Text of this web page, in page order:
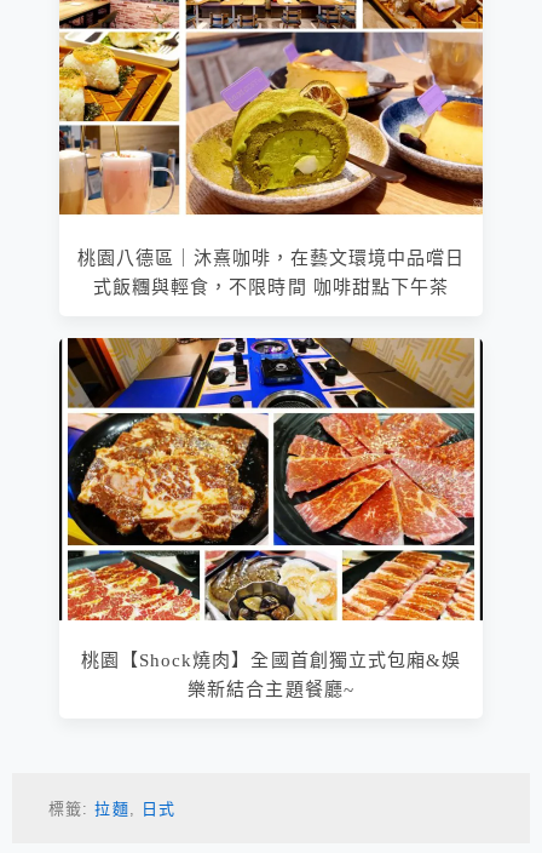
桃園八德區｜沐熹咖啡，在藝文環境中品嚐日
式飯糰與輕食，不限時間 咖啡甜點下午茶
桃園【Shock燒肉】全國首創獨立式包廂&娛
樂新結合主題餐廳~
標籤:拉麵, 日式